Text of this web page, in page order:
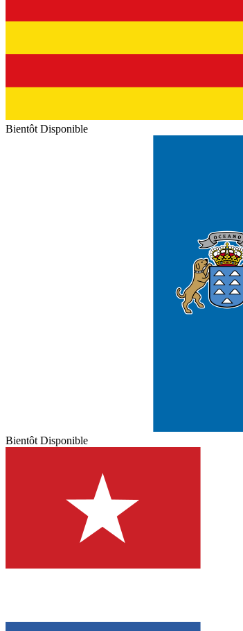
Bientôt Disponible
Bientôt Disponible